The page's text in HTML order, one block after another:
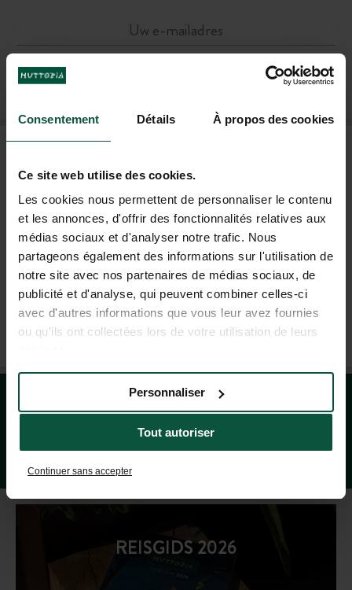
Consentement Détails À propos des cookies
Ce site web utilise des cookies.
Les cookies nous permettent de personnaliser le contenu
et les annonces, d'offrir des fonctionnalités relatives aux
médias sociaux et d'analyser notre trafic. Nous
partageons également des informations sur l'utilisation de
notre site avec nos partenaires de médias sociaux, de
publicité et d'analyse, qui peuvent combiner celles-ci
avec d'autres informations que vous leur avez fournies
ou qu'ils ont collectées lors de votre utilisation de leurs
Tout autoriser
Personnaliser
Continuer sans accepter
ABONNEER U OP ONZE NIEUWSBRIEF
HULP EN CONTACT
+31 85-040 11 40
(MA - VR: 9.00 - 18.00 UUR; ZA: 9.00 - 17.00 UUR)
REISGIDS 2026